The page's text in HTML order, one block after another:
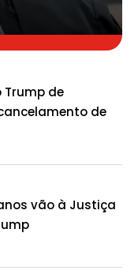
Trump de
de
vão à Justiça